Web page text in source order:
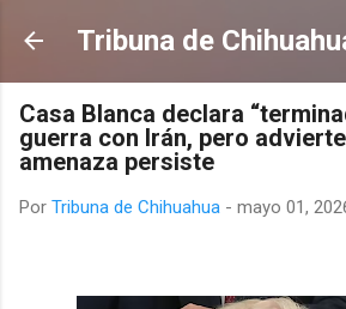
Ir al contenido
Tribuna de
Casa Blanca declara
guerra con Irán, pero
amenaza persiste
Por Tribuna de Chihuahua - mayo 01,